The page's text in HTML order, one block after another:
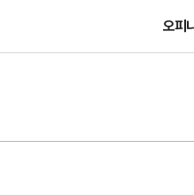
오피